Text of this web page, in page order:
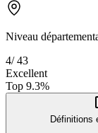
Niveau
4/43
Excellent
Top 9.3%
Définitions